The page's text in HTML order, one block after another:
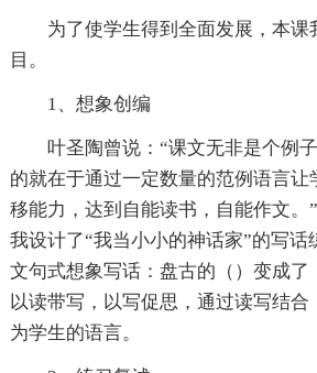
为了使学生得到全面发展，本课
目。
1、想象创编
叶圣陶曾说：“课文无非是个例
的就在于通过一定数量的范例语言让
移能力，达到自能读书，自能作文。
我设计了“我当小小的神话家”的写话
文句式想象写话：盘古的（）变成了
以读带写，以写促思，通过读写结合
为学生的语言。